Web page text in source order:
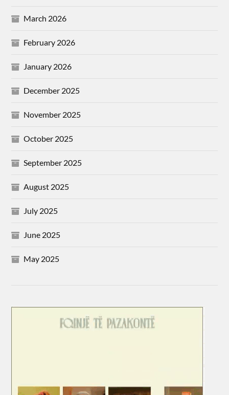
March 2026
February 2026
January 2026
December 2025
November 2025
October 2025
September 2025
August 2025
July 2025
June 2025
May 2025